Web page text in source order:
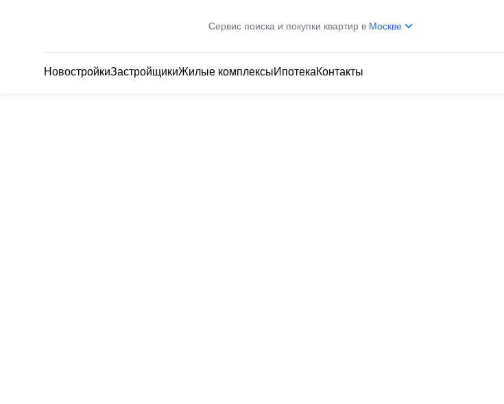
Сервис поиска и покупки квартир в Москве
НовостройкиЗастройщикиЖилые комплексыИпотекаКонтакты